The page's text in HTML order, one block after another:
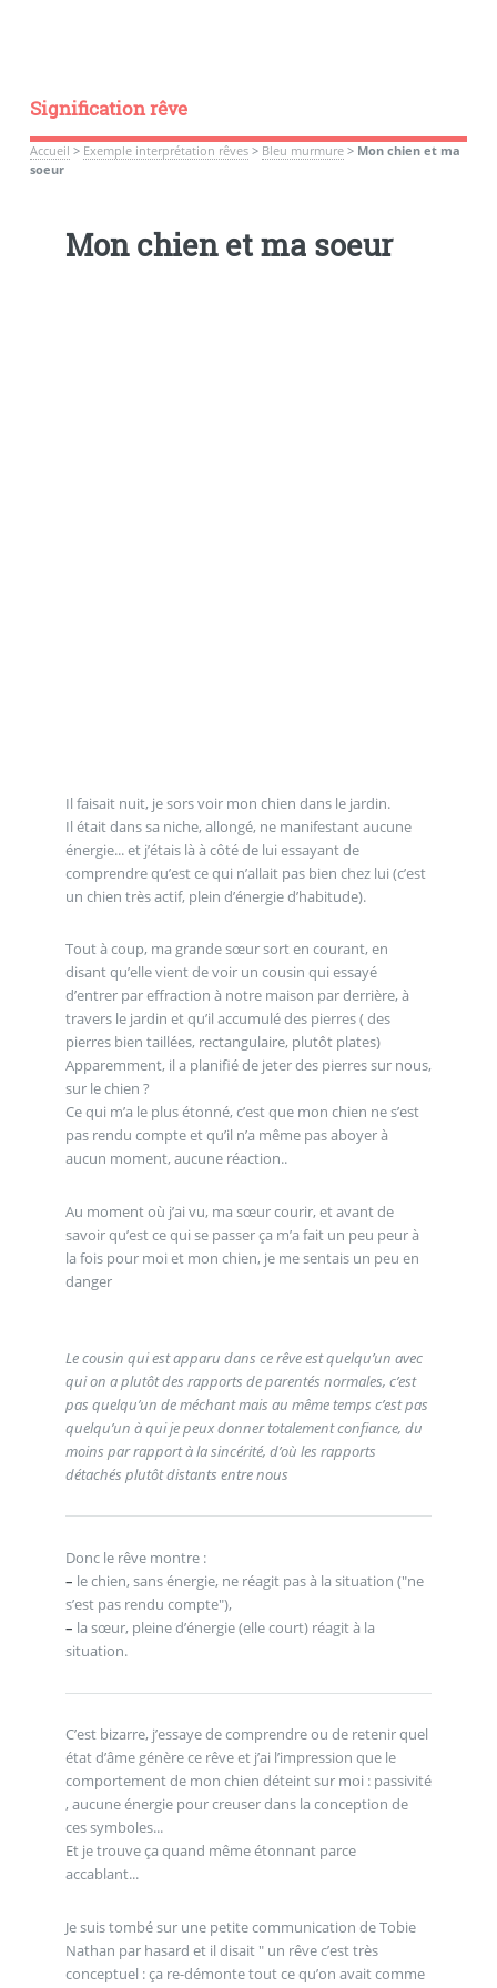
Signification rêve
Accueil > Exemple interprétation rêves> Bleu murmure> Mon chien et ma
soeur
Mon chien et ma soeur
Il faisait nuit, je sors voir mon chien dans le jardin.
Il était dans sa niche, allongé, ne manifestant aucune
énergie... et j’étais là à côté de lui essayant de
comprendre qu’est ce qui n’allait pas bien chez lui (c’est
un chien très actif, plein d’énergie d’habitude).
Tout à coup, ma grande sœur sort en courant, en
disant qu’elle vient de voir un cousin qui essayé
d’entrer par effraction à notre maison par derrière, à
travers le jardin et qu’il accumulé des pierres ( des
pierres bien taillées, rectangulaire, plutôt plates)
Apparemment, il a planifié de jeter des pierres sur nous,
sur le chien ?
Ce qui m’a le plus étonné, c’est que mon chien ne s’est
pas rendu compte et qu’il n’a même pas aboyer à
aucun moment, aucune réaction..
Au moment où j’ai vu, ma sœur courir, et avant de
savoir qu’est ce qui se passer ça m’a fait un peu peur à
la fois pour moi et mon chien, je me sentais un peu en
danger
Le cousin qui est apparu dans ce rêve est quelqu’un avec
qui on a plutôt des rapports de parentés normales, c’est
pas quelqu’un de méchant mais au même temps c’est pas
quelqu’un à qui je peux donner totalement confiance, du
moins par rapport à la sincérité, d’où les rapports
détachés plutôt distants entre nous
Donc le rêve montre :
– le chien, sans énergie, ne réagit pas à la situation ("ne
s’est pas rendu compte"),
– la sœur, pleine d’énergie (elle court) réagit à la
situation.
C’est bizarre, j’essaye de comprendre ou de retenir quel
état d’âme génère ce rêve et j’ai l’impression que le
comportement de mon chien déteint sur moi : passivité
, aucune énergie pour creuser dans la conception de
ces symboles...
Et je trouve ça quand même étonnant parce
accablant...
Je suis tombé sur une petite communication de Tobie
Nathan par hasard et il disait " un rêve c’est très
conceptuel : ça re-démonte tout ce qu’on avait comme